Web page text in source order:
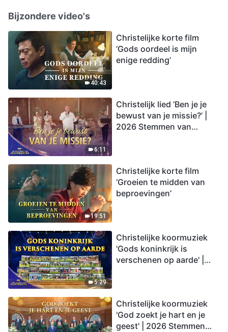
Bijzondere video's
40:43
Christelijke korte film
‘Gods oordeel is mijn
enige redding’
6:11
Christelijk lied ‘Ben je je
bewust van je missie?’ |
2026 Stemmen van
19:51
Christelijke korte film
‘Groeien te midden van
beproevingen’
5:29
Christelijke koormuziek
'Gods koninkrijk is
verschenen op aarde' |
Christelijke koormuziek
'God zoekt je hart en je
geest' | 2026 Stemmen